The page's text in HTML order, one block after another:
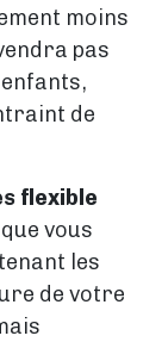
moins
pas
de
flexible
vous
les
de votre